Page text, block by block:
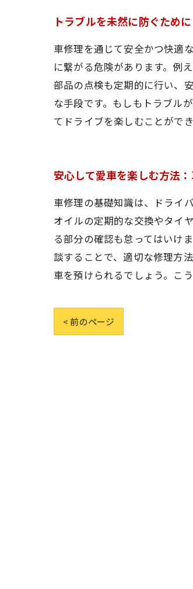
トラブルを未然に防ぐため
車修理を通じて安全かつ快適
に繋がる危険があります。例
部品の点検も定期的に行い、
な手段です。もしもトラブル
てドライブを楽しむことがで
安心して愛車を楽しむ方法
車修理の基礎知識は、ドライ
オイルの定期的な交換やタイ
る部分の確認も怠ってはいけ
談することで、適切な修理方
車を預けられるでしょう。こ
< 前のページ